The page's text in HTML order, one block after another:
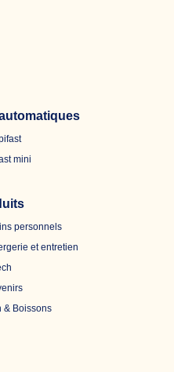
mini
personnels
et entretien
& Boissons